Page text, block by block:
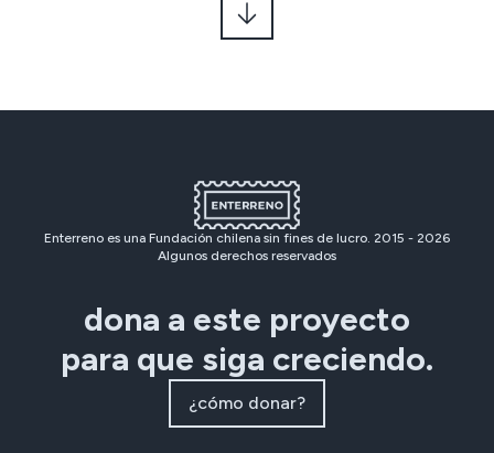
Enterreno es una Fundación chilena sin fines de lucro. 2015 - 2026
Algunos derechos reservados
dona a este proyecto
para que siga creciendo.
¿cómo donar?